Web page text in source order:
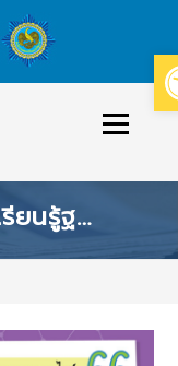
Menu
ที่เปิดสอนTEST G-ABLE การจัดการเรียนรู้ฐานสมรรถนะ หลักสูตรรีรัน